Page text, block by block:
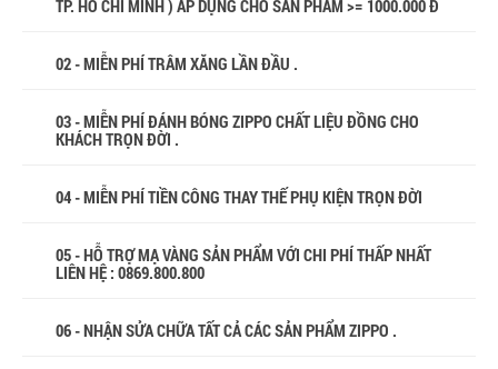
TP. HỒ CHÍ MINH ) ÁP DỤNG CHO SẢN PHẨM >= 1000.000 Đ
02 - MIỄN PHÍ TRÂM XĂNG LẦN ĐẦU .
03 - MIỄN PHÍ ĐÁNH BÓNG ZIPPO CHẤT LIỆU ĐỒNG CHO
KHÁCH TRỌN ĐỜI .
04 - MIỄN PHÍ TIỀN CÔNG THAY THẾ PHỤ KIỆN TRỌN ĐỜI
05 - HỖ TRỢ MẠ VÀNG SẢN PHẨM VỚI CHI PHÍ THẤP NHẤT
LIÊN HỆ : 0869.800.800
06 - NHẬN SỬA CHỮA TẤT CẢ CÁC SẢN PHẨM ZIPPO .